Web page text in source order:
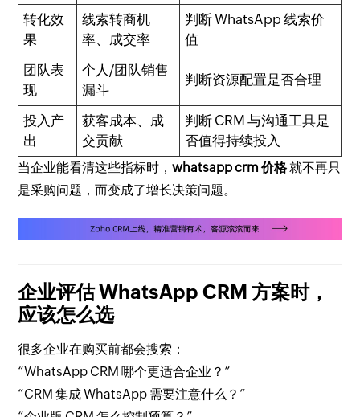
转化效
果
线索转商机
率、成交率
判断 WhatsApp 线索价
值
团队表
现
个人/团队销售
漏斗
判断资源配置是否合理
投入产
出
获客成本、成
交贡献
判断 CRM 与沟通工具是
否值得持续投入
当企业能看清这些指标时，whatsapp crm 价格就不再只
是采购问题，而变成了增长决策问题。
企业评估 WhatsApp CRM 方案时，
应该怎么选
很多企业在购买前都会搜索：
“WhatsApp CRM 哪个更适合企业？”
“CRM 集成 WhatsApp 需要注意什么？”